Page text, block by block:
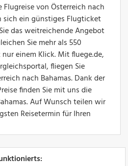
Flugreise von Österreich nach
sich ein günstiges Flugticket
das weitreichende Angebot
Sie mehr als 550
einem Klick. Mit fluege.de,
fliegen Sie
nach Bahamas. Dank der
finden Sie mit uns die
Auf Wunsch teilen wir
Reisetermin für Ihren